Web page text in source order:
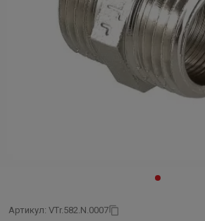
Артикул: VTr.582.N.0007